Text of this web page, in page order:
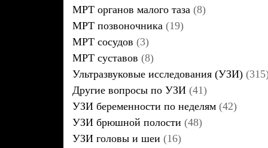
МРТ органов малого таза (8)
МРТ позвоночника (19)
МРТ сосудов (3)
МРТ суставов (8)
Ультразвуковые исследования (УЗИ)
Другие вопросы по УЗИ (41)
УЗИ беременности по неделям (42)
УЗИ брюшной полости (48)
УЗИ головы и шеи (16)